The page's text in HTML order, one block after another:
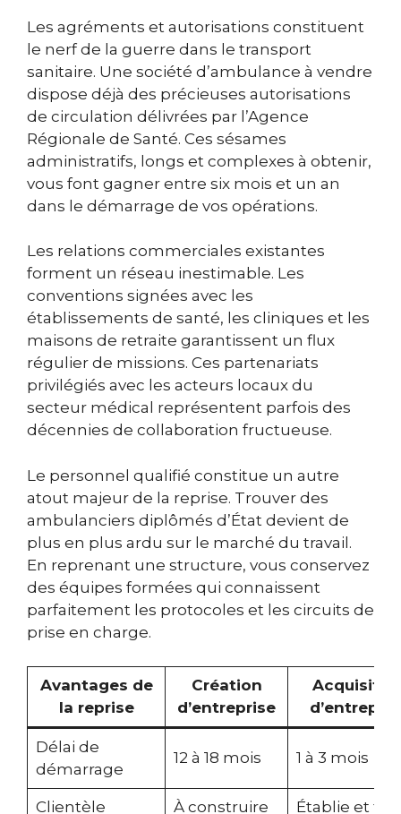
Les agréments et autorisations constituent
le nerf de la guerre dans le transport
sanitaire. Une société d’ambulance à vendre
dispose déjà des précieuses autorisations
de circulation délivrées par l’Agence
Régionale de Santé. Ces sésames
administratifs, longs et complexes à obtenir,
vous font gagner entre six mois et un an
dans le démarrage de vos opérations.
Les relations commerciales existantes
forment un réseau inestimable. Les
conventions signées avec les
établissements de santé, les cliniques et les
maisons de retraite garantissent un flux
régulier de missions. Ces partenariats
privilégiés avec les acteurs locaux du
secteur médical représentent parfois des
décennies de collaboration fructueuse.
Le personnel qualifié constitue un autre
atout majeur de la reprise. Trouver des
ambulanciers diplômés d’État devient de
plus en plus ardu sur le marché du travail.
En reprenant une structure, vous conservez
des équipes formées qui connaissent
parfaitement les protocoles et les circuits de
prise en charge.
Avantages de
la reprise
Création
d’entreprise
Délai de
démarrage
12 à 18 mois 1 à 3 mois
Clientèle À construire Établie et